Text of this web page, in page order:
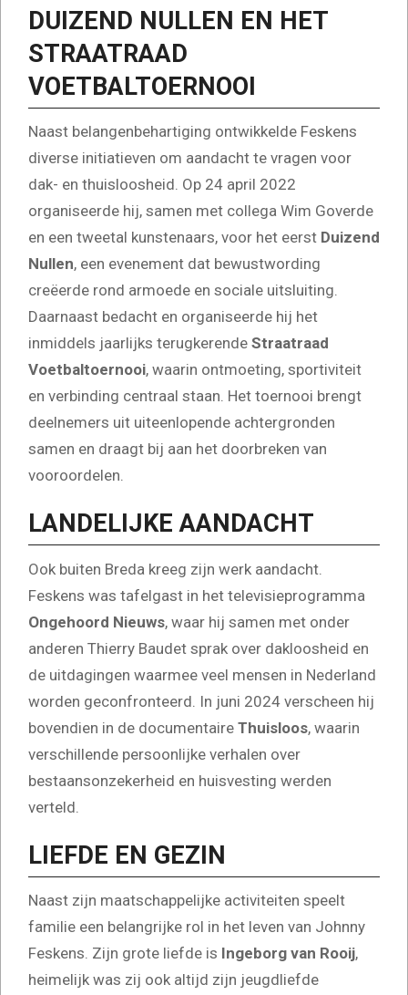
DUIZEND NULLEN EN HET
STRAATRAAD
VOETBALTOERNOOI
Naast belangenbehartiging ontwikkelde Feskens
diverse initiatieven om aandacht te vragen voor
dak- en thuisloosheid. Op 24 april 2022
organiseerde hij, samen met collega Wim Goverde
en een tweetal kunstenaars, voor het eerst Duizend
Nullen, een evenement dat bewustwording
creëerde rond armoede en sociale uitsluiting.
Daarnaast bedacht en organiseerde hij het
inmiddels jaarlijks terugkerende Straatraad
Voetbaltoernooi, waarin ontmoeting, sportiviteit
en verbinding centraal staan. Het toernooi brengt
deelnemers uit uiteenlopende achtergronden
samen en draagt bij aan het doorbreken van
vooroordelen.
LANDELIJKE AANDACHT
Ook buiten Breda kreeg zijn werk aandacht.
Feskens was tafelgast in het televisieprogramma
Ongehoord Nieuws, waar hij samen met onder
anderen Thierry Baudet sprak over dakloosheid en
de uitdagingen waarmee veel mensen in Nederland
worden geconfronteerd. In juni 2024 verscheen hij
bovendien in de documentaire Thuisloos, waarin
verschillende persoonlijke verhalen over
bestaansonzekerheid en huisvesting werden
verteld.
LIEFDE EN GEZIN
Naast zijn maatschappelijke activiteiten speelt
familie een belangrijke rol in het leven van Johnny
Feskens. Zijn grote liefde is Ingeborg van Rooij,
heimelijk was zij ook altijd zijn jeugdliefde